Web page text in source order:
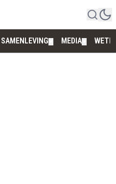
SAMENLEVING MEDIA